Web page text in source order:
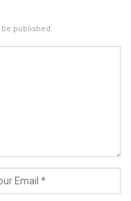
published.